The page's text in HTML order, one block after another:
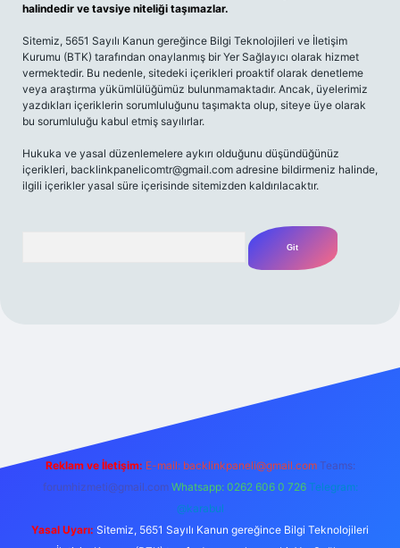
halindedir ve tavsiye niteliği taşımazlar.
Sitemiz, 5651 Sayılı Kanun gereğince Bilgi Teknolojileri ve İletişim
Kurumu (BTK) tarafından onaylanmış bir Yer Sağlayıcı olarak hizmet
vermektedir. Bu nedenle, sitedeki içerikleri proaktif olarak denetleme
veya araştırma yükümlülüğümüz bulunmamaktadır. Ancak, üyelerimiz
yazdıkları içeriklerin sorumluluğunu taşımakta olup, siteye üye olarak
bu sorumluluğu kabul etmiş sayılırlar.
Hukuka ve yasal düzenlemelere aykırı olduğunu düşündüğünüz
içerikleri, backlinkpanelicomtr@gmail.com adresine bildirmeniz halinde,
ilgili içerikler yasal süre içerisinde sitemizden kaldırılacaktır.
Reklam ve İletişim: E-mail: backlinkpaneli@gmail.com Teams:
forumhizmeti@gmail.com Whatsapp: 0262 606 0 726 Telegram:
@karabul
Yasal Uyarı: Sitemiz, 5651 Sayılı Kanun gereğince Bilgi Teknolojileri